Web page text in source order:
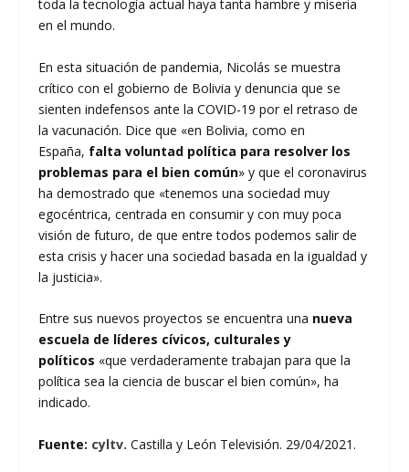
toda la tecnología actual haya tanta hambre y miseria
en el mundo.
En esta situación de pandemia, Nicolás se muestra
crítico con el gobierno de Bolivia y denuncia que se
sienten indefensos ante la COVID-19 por el retraso de
la vacunación. Dice que «en Bolivia, como en
España, falta voluntad política para resolver los
problemas para el bien común» y que el coronavirus
ha demostrado que «tenemos una sociedad muy
egocéntrica, centrada en consumir y con muy poca
visión de futuro, de que entre todos podemos salir de
esta crisis y hacer una sociedad basada en la igualdad y
la justicia».
Entre sus nuevos proyectos se encuentra una nueva
escuela de líderes cívicos, culturales y
políticos «que verdaderamente trabajan para que la
política sea la ciencia de buscar el bien común», ha
indicado.
Fuente: cyltv. Castilla y León Televisión. 29/04/2021.